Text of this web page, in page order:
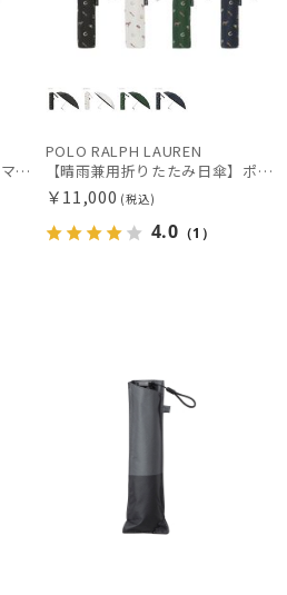
【晴雨兼用折りたたみ日傘】マッキントッシュ フィロソフィー (MACKINTOSH PHILOSOPHY)ゴースト（GHOST） 雨の日OK 軽量 一級遮光 遮熱 UV
POLO RALPH LAUREN
【晴雨兼用折りたたみ日傘】ポロ ラルフ ローレン (POLO RALPH LAUREN) 馬具 雨の日OK 軽量 一級遮光99.99% 遮熱 UV 晴雨兼用
￥11,000 (税込)
4.0 （1）